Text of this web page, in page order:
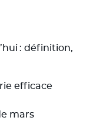
: définition,
efficace
mars